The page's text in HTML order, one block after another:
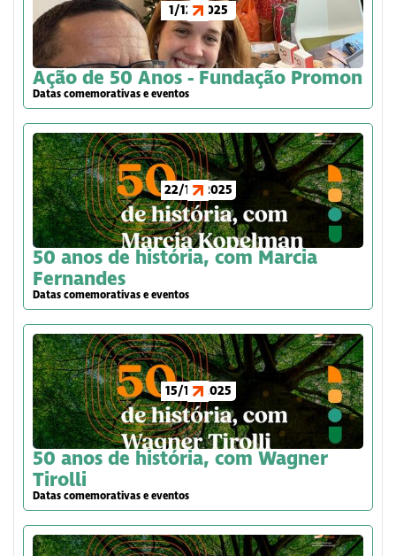
1/12/2025
Ação de 50 Anos - Fundação Promon
Datas comemorativas e eventos
22/12/2025
50 anos de história, com Marcia
Fernandes
Datas comemorativas e eventos
15/12/2025
50 anos de história, com Wagner
Tirolli
Datas comemorativas e eventos